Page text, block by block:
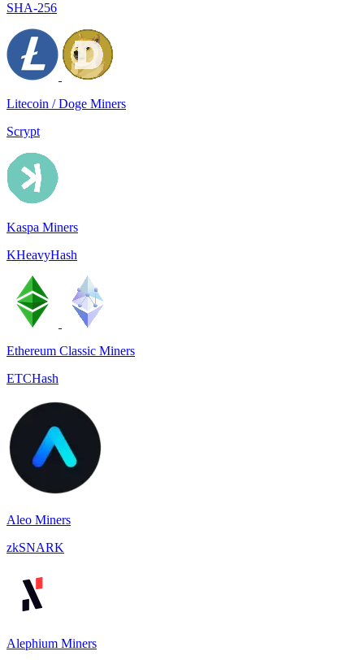
SHA-256
Litecoin / Doge Miners
Scrypt
Kaspa Miners
KHeavyHash
Ethereum Classic Miners
ETCHash
Aleo Miners
zkSNARK
Alephium Miners